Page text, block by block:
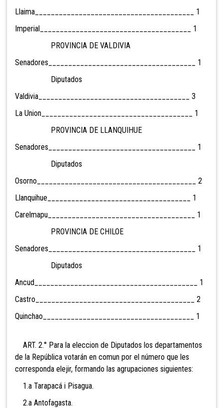
Llaima________________________________________ 1
Imperial______________________________________ 1
PROVINCIA DE VALDIVIA
Senadores_____________________________________ 1
Diputados
Valdivia______________________________________ 3
La Union______________________________________ 1
PROVINCIA DE LLANQUIHUE
Senadores_____________________________________ 1
Diputados
Osorno________________________________________ 2
Llanquihue____________________________________ 1
Carelmapu_____________________________________ 1
PROVINCIA DE CHILOE
Senadores_____________________________________ 1
Diputados
Ancud_________________________________________ 1
Castro________________________________________ 2
Quinchao______________________________________ 1
ART. 2.° Para la eleccion de Diputados los departamentos
de la República votarán en comun por el número que les
corresponda elejir, formando las agrupaciones siguientes:
1.a Tarapacá i Pisagua.
2.a Antofagasta.